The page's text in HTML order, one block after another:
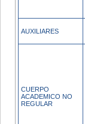
AUXILIARES
CUERPO
ACADEMICO NO
REGULAR